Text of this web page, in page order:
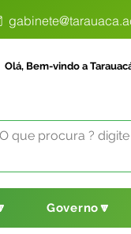
Olá, Bem-vindo a
Governo🔽